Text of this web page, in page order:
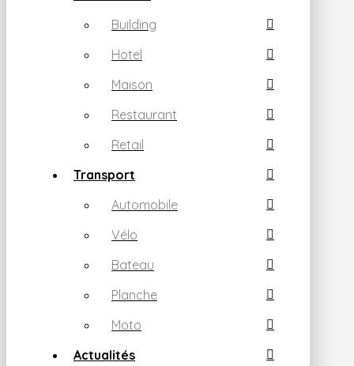
Building
Hotel
Maison
Restaurant
Retail
Transport
Automobile
Vélo
Bateau
Planche
Moto
Actualités